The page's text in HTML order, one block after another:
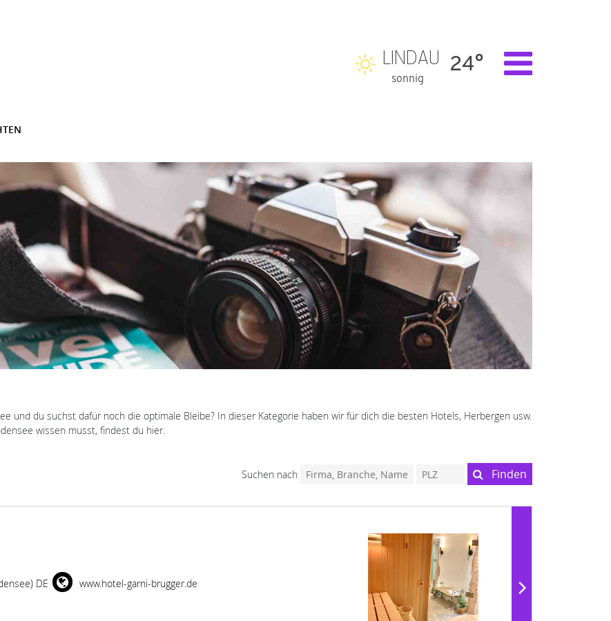
LINDAU
sonnig
24°
und du suchst dafür noch die optimale Bleibe? In dieser Kategorie haben wir für dich die besten Hotels, Herbergen usw.
wissen musst, findest du hier.
Suchen nach Finden
DE www.hotel-garni-brugger.de